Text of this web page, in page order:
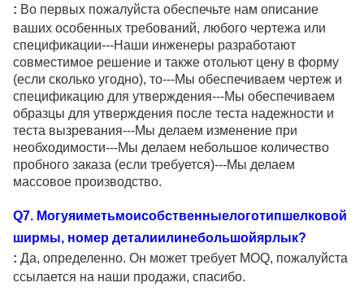
: Во первых пожалуйста обеспечьте нам описание
ваших особенных требований, любого чертежа или
спецификации---Наши инженеры разработают
совместимое решение и также отольют цену в форму
(если сколько угодно), то---Мы обеспечиваем чертеж и
спецификацию для утверждения---Мы обеспечиваем
образцы для утверждения после теста надежности и
теста вызревания---Мы делаем изменение при
необходимости---Мы делаем небольшое количество
пробного заказа (если требуется)---Мы делаем
массовое производство.
Q7. Могуяиметьмоисобственныелоготипшелковой
ширмы, номер деталиилинебольшойярлык?
: Да, определенно. Он может требует MOQ, пожалуйста
ссылается на наши продажи, спасибо.